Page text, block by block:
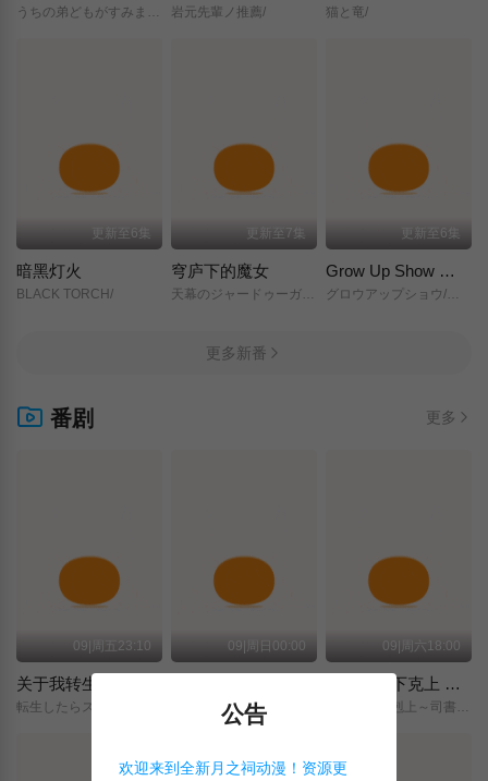
うちの弟どもがすみません/ 岩元先輩ノ推薦/ 猫と竜/
更新至6集
暗黑灯火
BLACK TORCH/
更新至7集
穹庐下的魔女
天幕のジャードゥーガル/
更新至6集
Grow Up Show ～向日葵马戏团～
グロウアップショウ/～ひまわりのサーカス団～/
更多新番
番剧 更多
09|周五23:10 09|周日00:00 09|周六18:00
小书痴的下克上 〜为了成为图书管理员而不择手段〜 领主的养女
公告
欢迎来到全新月之祠动漫！资源更